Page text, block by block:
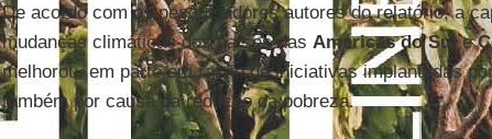
De acordo com os pesquisadores autores do relatório, a
mudanças climáticas dos países das Américas do Sule
melhorou, em parte em razão de iniciativas implantadas
também por causa da redução da pobreza.